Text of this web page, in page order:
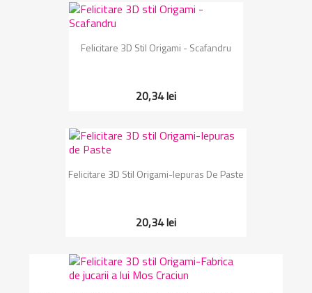
Felicitare 3D Stil Origami - Scafandru
20,34 lei
Felicitare 3D Stil Origami-Iepuras De Paste
20,34 lei